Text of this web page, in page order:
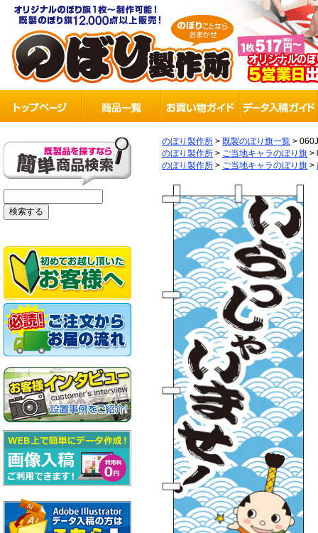
のぼり製作所 > 既製のぼり旗一覧 >
のぼり製作所 > ご当地キャラのぼり旗 >
のぼり製作所 > ご当地キャラのぼり旗 >